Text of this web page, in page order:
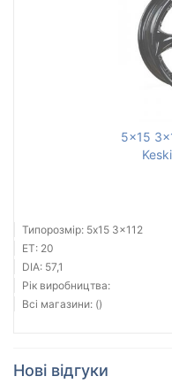
5x15
Типорозмір: 5x15 3x112
ET: 20
DIA: 57,1
Рік виробництва:
Всі магазини: ()
Нові відгуки